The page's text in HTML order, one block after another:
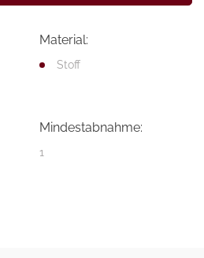
Material:
Stoff
Mindestabnahme:
1